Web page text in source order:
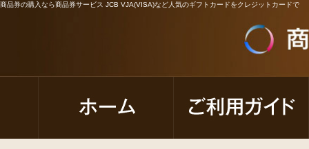
商品券の購入なら商品券サービス JCB VJA(VISA)など人気のギフトカードをクレジットカードで